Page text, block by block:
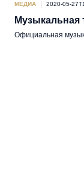
МЕДИА 2020-05-
Музыкальная
Официальная